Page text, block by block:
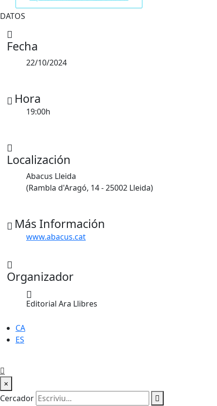
DATOS
Fecha
22/10/2024
Hora
19:00h
Localización
Abacus Lleida
(Rambla d'Aragó, 14 - 25002 Lleida)
Más Información
www.abacus.cat
Organizador
Editorial Ara Llibres
CA
ES
×
Cercador